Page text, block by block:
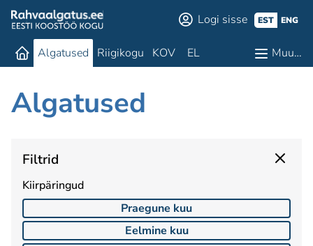
Logi sisse EST ENG
Algatused Riigikogu KOV EL Muu…
Algatused
Filtrid
Kiirpäringud
Praegune kuu
Eelmine kuu